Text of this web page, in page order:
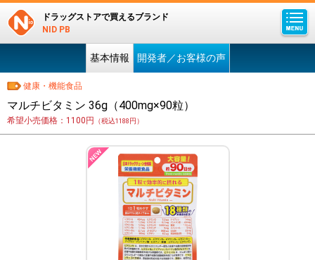
ドラッグストアで買えるブランド
NID PB
基本情報 開発者／お客様の声
健康・機能食品
マルチビタミン 36g（400mg×90粒）
希望小売価格：1100円 （税込1188円）